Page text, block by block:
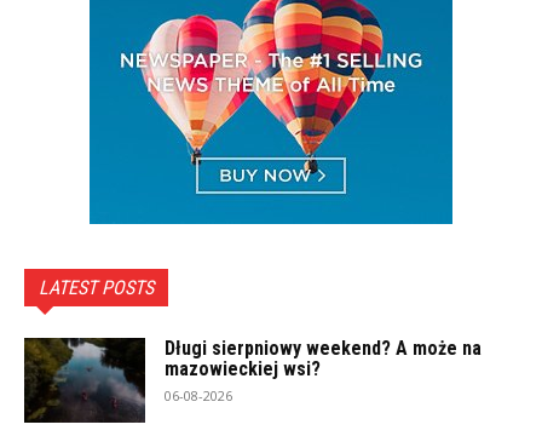
LATEST POSTS
Długi sierpniowy weekend? A może na
mazowieckiej wsi?
06-08-2026